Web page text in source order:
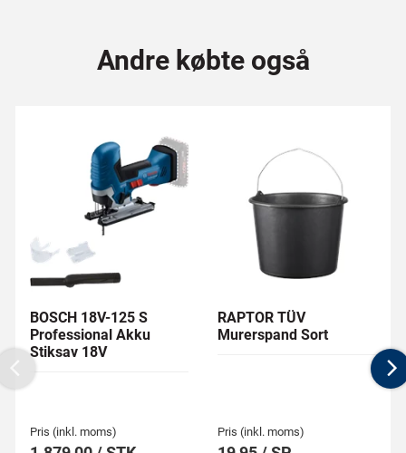
Andre købte også
BOSCH 18V-125 S
Professional Akku
Stiksav 18V
Pris (inkl. moms)
RAPTOR TÜV
Murerspand Sort
Pris (inkl. moms)
Previous